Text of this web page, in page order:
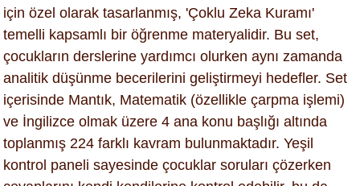
için özel olarak tasarlanmış, 'Çoklu Zeka Kuramı'
temelli kapsamlı bir öğrenme materyalidir. Bu set,
çocukların derslerine yardımcı olurken aynı zamanda
analitik düşünme becerilerini geliştirmeyi hedefler. Set
içerisinde Mantık, Matematik (özellikle çarpma işlemi)
ve İngilizce olmak üzere 4 ana konu başlığı altında
toplanmış 224 farklı kavram bulunmaktadır. Yeşil
kontrol paneli sayesinde çocuklar soruları çözerken